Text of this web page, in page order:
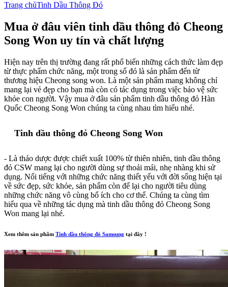
Trang chủTinh Dầu Thông Đỏ
Mua ở đâu viên tinh dầu thông đỏ Cheong
Song Won uy tín và chất lượng
Hiện nay trên thị trường đang rất phổ biến những cách thức làm đẹp
từ thực phẩm chức năng, một trong số đó là sản phẩm đến từ
thương hiệu Cheong song won. Là một sản phẩm mang không chỉ
mang lại vẻ đẹp cho bạn mà còn có tác dụng trong việc bảo vệ sức
khỏe con người. Vậy mua ở đâu sản phẩm tinh dầu thông đỏ Hàn
Quốc Cheong Song Won chúng ta cùng nhau tìm hiểu nhé.
Tinh dầu thông đỏ Cheong Song Won
- Là thảo dược được chiết xuất 100% từ thiên nhiên, tinh dầu thông
đỏ CSW mang lại cho người dùng sự thoải mái, nhẹ nhàng khi sử
dụng. Nổi tiếng với những chức năng thiết yếu với đời sống hiện tại
về sức đẹp, sức khỏe, sản phẩm còn để lại cho người tiêu dùng
những chức năng vô cùng bổ ích cho cơ thể. Chúng ta cùng tìm
hiểu qua về những tác dụng mà tinh dầu thông đỏ Cheong Song
Won mang lại nhé.
Xem thêm sản phẩm Tinh dầu thông đỏ Samsung tại đây !